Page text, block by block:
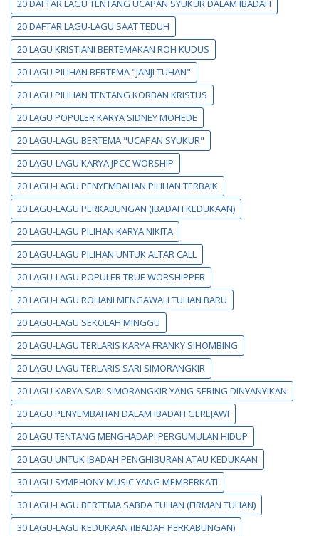
20 DAFTAR LAGU TENTANG UCAPAN SYUKUR DALAM IBADAH
20 DAFTAR LAGU-LAGU SAAT TEDUH
20 LAGU KRISTIANI BERTEMAKAN ROH KUDUS
20 LAGU PILIHAN BERTEMA "JANJI TUHAN"
20 LAGU PILIHAN TENTANG KORBAN KRISTUS
20 LAGU POPULER KARYA SIDNEY MOHEDE
20 LAGU-LAGU BERTEMA "UCAPAN SYUKUR"
20 LAGU-LAGU KARYA JPCC WORSHIP
20 LAGU-LAGU PENYEMBAHAN PILIHAN TERBAIK
20 LAGU-LAGU PERKABUNGAN (IBADAH KEDUKAAN)
20 LAGU-LAGU PILIHAN KARYA NIKITA
20 LAGU-LAGU PILIHAN UNTUK ALTAR CALL
20 LAGU-LAGU POPULER TRUE WORSHIPPER
20 LAGU-LAGU ROHANI MENGAWALI TUHAN BARU
20 LAGU-LAGU SEKOLAH MINGGU
20 LAGU-LAGU TERLARIS KARYA FRANKY SIHOMBING
20 LAGU-LAGU TERLARIS SARI SIMORANGKIR
20 LAGU KARYA SARI SIMORANGKIR YANG SERING DINYANYIKAN
20 LAGU PENYEMBAHAN DALAM IBADAH GEREJAWI
20 LAGU TENTANG MENGHADAPI PERGUMULAN HIDUP
20 LAGU UNTUK IBADAH PENGHIBURAN ATAU KEDUKAAN
30 LAGU SYMPHONY MUSIC YANG MEMBERKATI
30 LAGU-LAGU BERTEMA SABDA TUHAN (FIRMAN TUHAN)
30 LAGU-LAGU KEDUKAAN (IBADAH PERKABUNGAN)